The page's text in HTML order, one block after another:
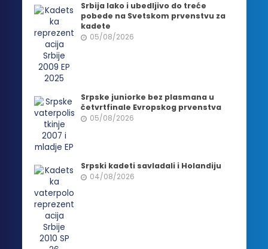
Srbija lako i ubedljivo do treće
pobede na Svetskom prvenstvu za
kadete
05/08/2026
Srpske juniorke bez plasmana u
četvrtfinale Evropskog prvenstva
05/08/2026
Srpski kadeti savladali i Holandiju
04/08/2026